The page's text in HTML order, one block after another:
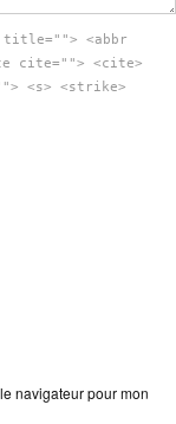
<abbr
cite=""> <cite>
<s> <strike>
navigateur pour mon